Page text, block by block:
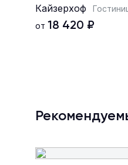
Кайзерхоф
от 18 420 ₽